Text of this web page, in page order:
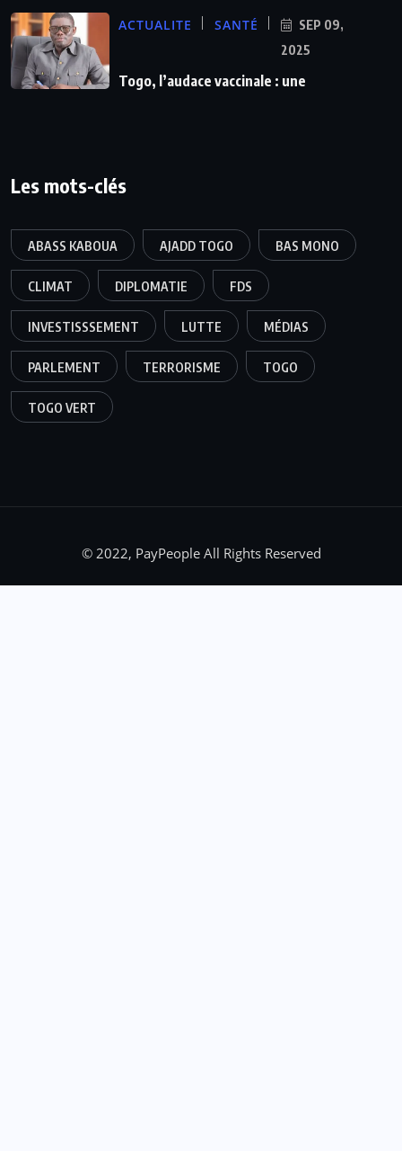
ACTUALITE SANTÉ
SEP 09,
2025
Togo, l’audace vaccinale : une
Les mots-clés
ABASS KABOUA AJADD TOGO BAS MONO
CLIMAT DIPLOMATIE FDS
INVESTISSSEMENT LUTTE MÉDIAS
PARLEMENT TERRORISME TOGO
TOGO VERT
© 2022, PayPeople All Rights Reserved